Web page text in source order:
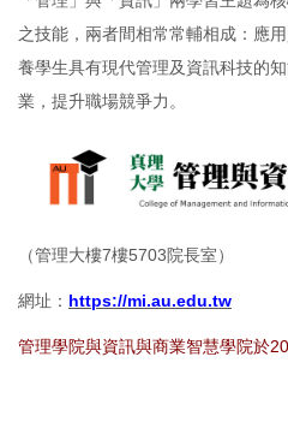
之技能，兩者間相常常輔相成：應
養學生具有現代管理及資訊科技的
業，提升職場競爭力。
（管理大樓7樓5703院長室）
網址： https://mi.au.edu.tw
管理學院與資訊與商業智慧學院​於